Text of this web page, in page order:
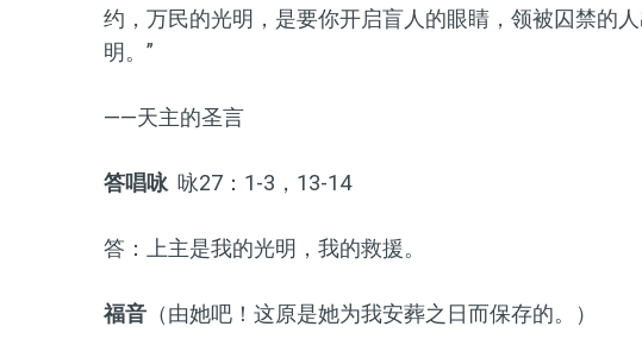
约，万民的光明，是要你开启盲人的眼睛，领被囚禁的
明。”
——天主的圣言
答唱咏咏27：1-3，13-14
答：上主是我的光明，我的救援。
福音 （由她吧！这原是她为我安葬之日而保存的。）